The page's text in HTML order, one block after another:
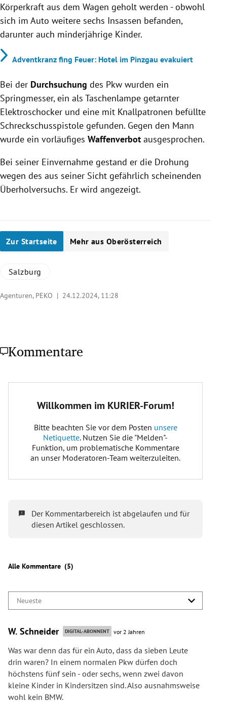
Körperkraft aus dem Wagen geholt werden - obwohl
sich im Auto weitere sechs Insassen befanden,
darunter auch minderjährige Kinder.
Adventkranz fing Feuer: Hotel im Pinzgau evakuiert
Bei der Durchsuchung des Pkw wurden ein
Springmesser, ein als Taschenlampe getarnter
Elektroschocker und eine mit Knallpatronen befüllte
Schreckschusspistole gefunden. Gegen den Mann
wurde ein vorläufiges Waffenverbot ausgesprochen.
Bei seiner Einvernahme gestand er die Drohung
wegen des aus seiner Sicht gefährlich scheinenden
Überholversuchs. Er wird angezeigt.
Zur Startseite Mehr aus Oberösterreich
Salzburg
Agenturen, PEKO | 24.12.2024, 11:28
Kommentare